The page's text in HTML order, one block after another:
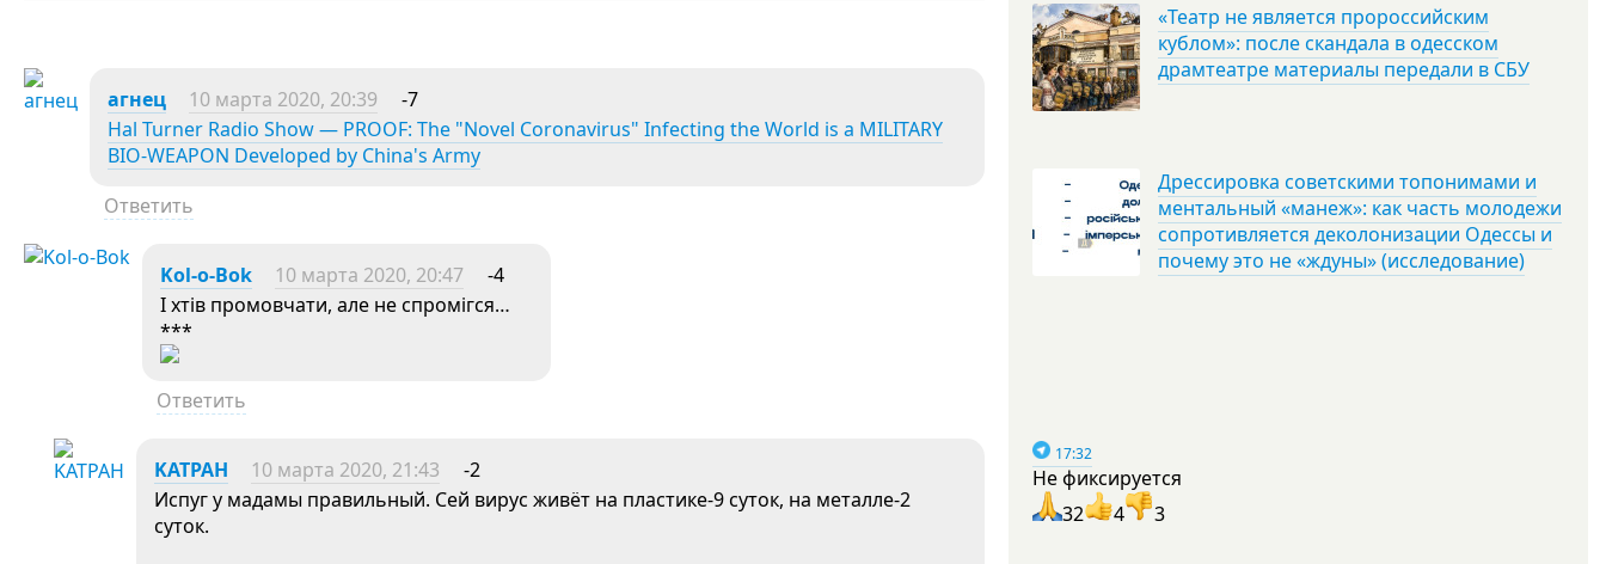
агнец 10 марта 2020, 20:39
-7
Hal Turner Radio Show — PROOF: The "Novel Coronavirus" Infecting the World is a MILITARY
BIO-WEAPON Developed by China's Army
Ответить
Kol-o-Bok 10 марта 2020, 20:47
-4
І хтів промовчати, але не спромігся…
***
Ответить
KATPAH 10 марта 2020, 21:43
-2
Испуг у мадамы правильный. Сей вирус живёт на пластике-9 суток, на металле-2
суток.
«Театр не является пророссийским
кублом»: после скандала в одесском
драмтеатре материалы передали в СБУ
Дрессировка советскими топонимами и
ментальный «манеж»: как часть молодежи
сопротивляется деколонизации Одессы и
почему это не «ждуны» (исследование)
17:32
Не фиксируется
32
4 3